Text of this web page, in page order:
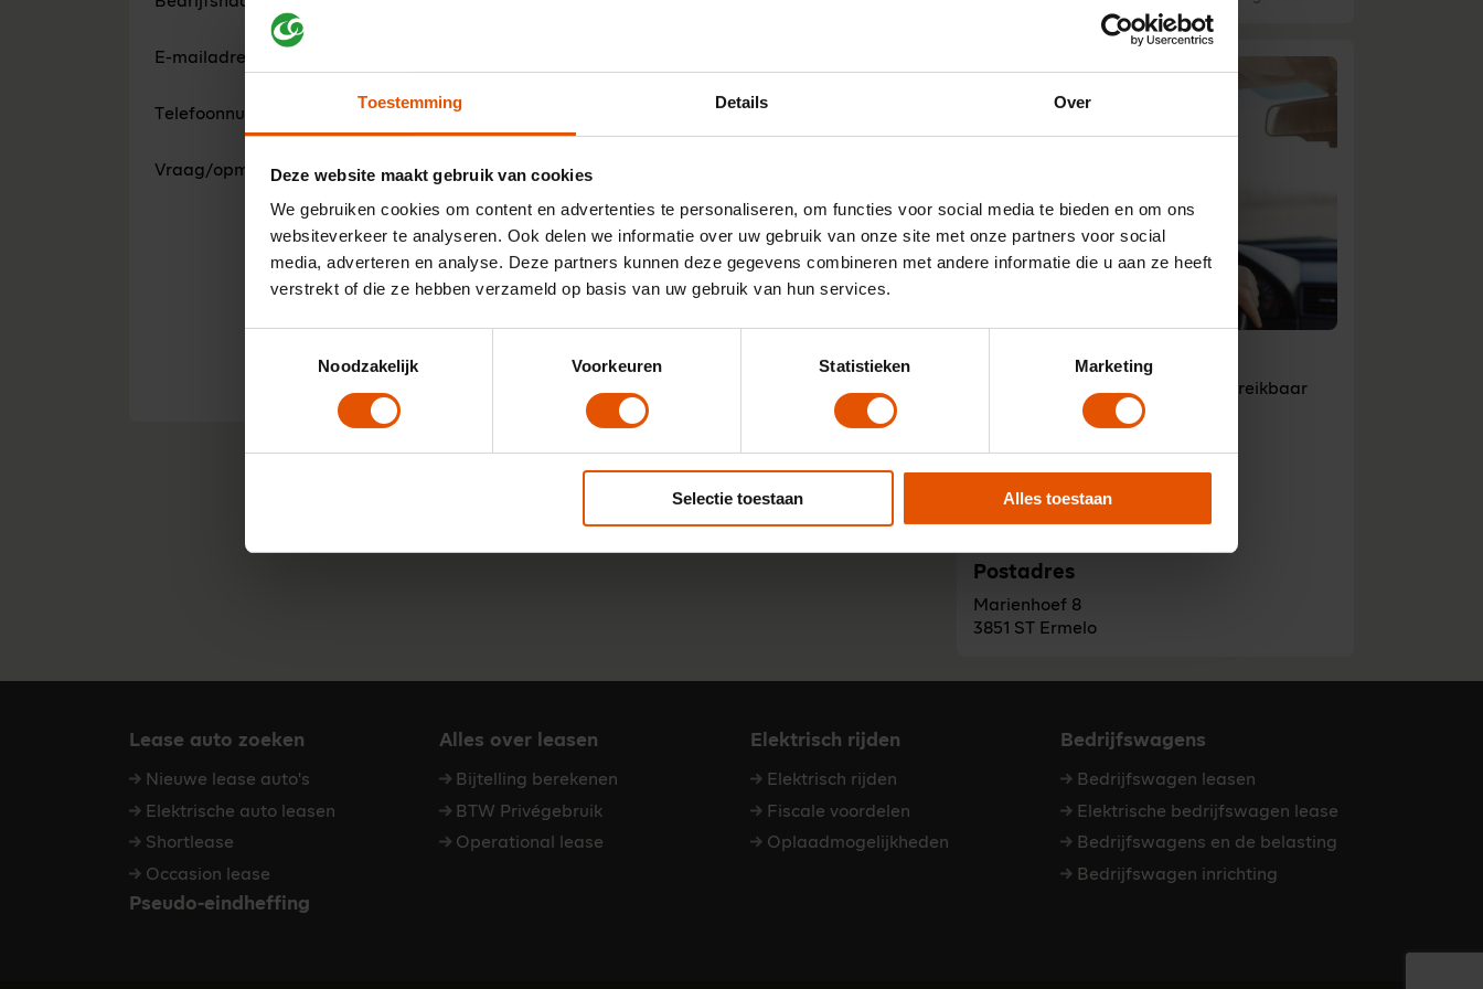
Toestemming Details Over
Deze website maakt gebruik van cookies
We gebruiken cookies om content en advertenties te personaliseren, om functies voor social media te bieden en om ons
websiteverkeer te analyseren. Ook delen we informatie over uw gebruik van onze site met onze partners voor social
media, adverteren en analyse. Deze partners kunnen deze gegevens combineren met andere informatie die u aan ze heeft
verstrekt of die ze hebben verzameld op basis van uw gebruik van hun services.
Noodzakelijk
Voorkeuren Statistieken Marketing
Selectie toestaan Alles toestaan
E-mailadres*
Telefoonnummer*
Vraag/opmerking*
Openingstijden
Wij zijn maandag t/m vrijdag bereikbaar
van 8:30 - 17:00 u.
Bezoekadres
3851 ST Ermelo
Postadres
Marienhoef 8
3851 ST Ermelo
Lease auto zoeken
Nieuwe lease auto's
Elektrische auto leasen
Shortlease
Occasion lease
Alles over leasen
Bijtelling berekenen
BTW Privégebruik
Operational lease
Elektrisch rijden
Elektrisch rijden
Fiscale voordelen
Oplaadmogelijkheden
Bedrijfswagens
Bedrijfswagen leasen
Elektrische bedrijfswagen lease
Bedrijfswagens en de belasting
Bedrijfswagen inrichting
Pseudo-eindheffing